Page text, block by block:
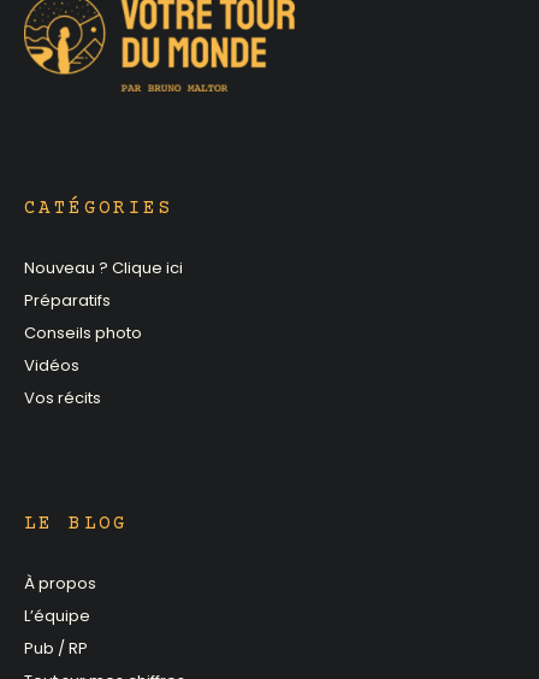
CATÉGORIES
Nouveau ? Clique ici
Préparatifs
Conseils photo
Vidéos
Vos récits
LE BLOG
À propos
L’équipe
Pub / RP